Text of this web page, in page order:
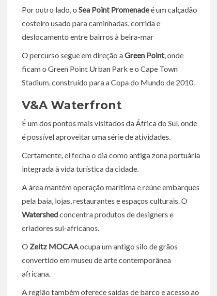
Por outro lado, o Sea Point Promenadeé um calçadão
costeiro usado para caminhadas, corrida e
deslocamento entre bairros à beira-mar
O percurso segue em direção aGreen Point, onde
ficam o Green Point Urban Park e o Cape Town
Stadium, construído para a Copa do Mundo de 2010.
V&A Waterfront
É um dos pontos mais visitados da África do Sul, onde
é possível aproveitar uma série de atividades.
Certamente, el fecha o dia como antiga zona portuária
integrada à vida turística da cidade.
A área mantém operação marítima e reúne embarques
pela baía, lojas, restaurantes e espaços culturais. O
Watershedconcentra produtos de designers e
criadores sul-africanos.
O Zeitz MOCAAocupa um antigo silo de grãos
convertido em museu de arte contemporânea
africana.
A região também oferece saídas de barco e acesso ao